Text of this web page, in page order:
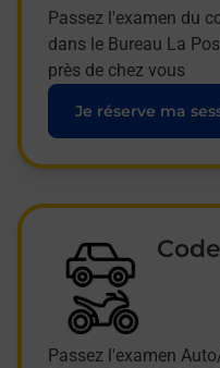
Passez l'examen du
dans le Bureau La
près de chez vous
Je réserve ma
Passez l'examen